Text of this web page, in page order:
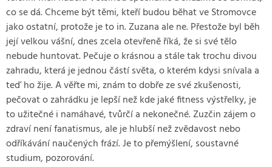
co se dá. Chceme být těmi, kteří budou běhat ve Stromovce
jako ostatní, protože je to in. Zuzana ale ne. Přestože byl běh
její velkou vášní, dnes zcela otevřeně říká, že si své tělo
nebude huntovat. Pečuje o krásnou a stále tak trochu divou
zahradu, která je jednou částí světa, o kterém kdysi snívala a
teď ho žije. A věřte mi, znám to dobře ze své zkušenosti,
pečovat o zahrádku je lepší než kde jaké fitness výstřelky, je
to užitečné i namáhavé, tvůrčí a nekonečné. Zuzčin zájem o
zdraví není fanatismus, ale je hlubší než zvědavost nebo
odříkávání naučených frází. Je to přemýšlení, soustavné
studium, pozorování.